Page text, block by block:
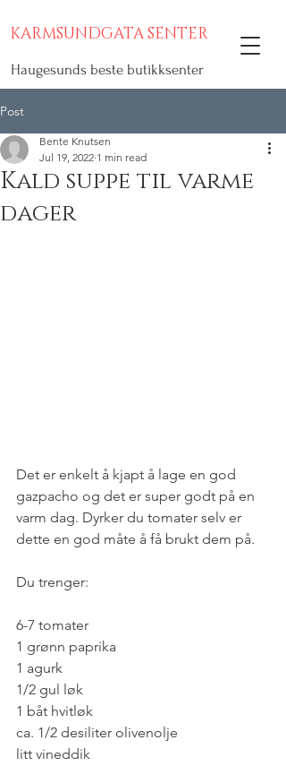
KARMSUNDGATA SENTER
Haugesunds beste butikksenter
Post
Kald suppe til varme
dager
Bente Knutsen
Jul 19, 2022 1 min read
Det er enkelt å kjapt å lage en god
gazpacho og det er super godt på en
varm dag. Dyrker du tomater selv er
dette en god måte å få brukt dem på.
Du trenger:
6-7 tomater
1 grønn paprika
1 agurk
1/2 gul løk
1 båt hvitløk
ca. 1/2 desiliter olivenolje
litt vineddik